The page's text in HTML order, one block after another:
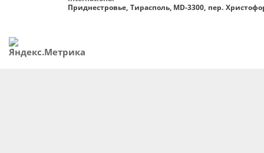
Приднестровье, Тирасполь, MD-3300, пер.